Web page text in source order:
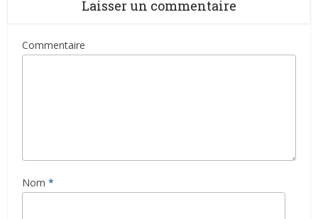
Laisser un commentaire
Commentaire
Nom *